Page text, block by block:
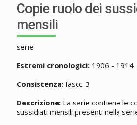
Copie ruolo dei
mensili
serie
Estremi cronologici:1906 - 1914
Consistenza:fascc. 3
Descrizione:La serie contiene le
sussidiati mensili presenti nella